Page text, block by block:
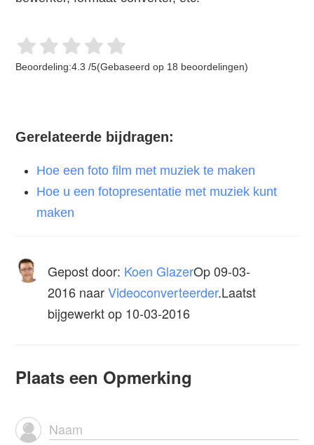
Beoordeling:4.3 /5(Gebaseerd op 18 beoordelingen)
Gerelateerde bijdragen:
Hoe een foto film met muziek te maken
Hoe u een fotopresentatie met muziek kunt
maken
Gepost door: Koen GlazerOp09-03-
2016 naar Videoconverteerder.Laatst
bijgewerkt op 10-03-2016
Plaats een Opmerking